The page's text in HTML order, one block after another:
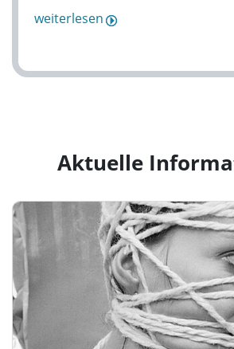
weiterlesen
Aktuelle